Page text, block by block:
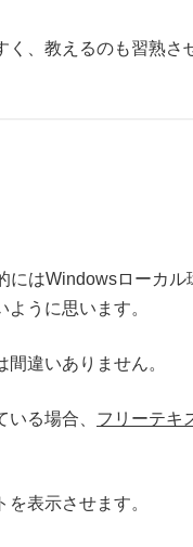
、教えるのも習熟さ
はWindowsローカ
うに思います。
違いありません。
る場合、 フリーテキ
表示させます。